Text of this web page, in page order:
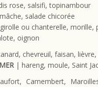
rose, salsifi, topinambour
salade chicorée
ou chanterelle, morille,
oignon
chevreuil, faisan,
| hareng, moule, Saint
Camembert,